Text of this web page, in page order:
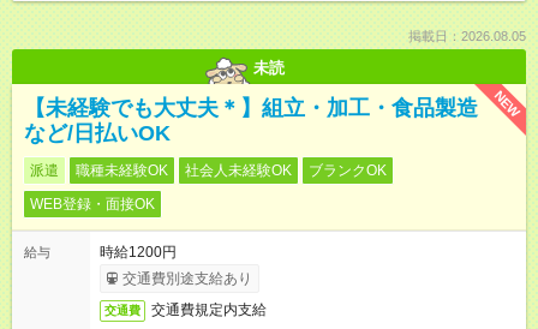
掲載日：2026.08.05
未読
NEW
【未経験でも大丈夫＊】組立・加工・食品製造
など/日払いOK
派遣 職種未経験OK 社会人未経験OK
ブランクOK
WEB登録・面接OK
給与
時給1200円
交通費別途支給あり
交通費 交通費規定内支給